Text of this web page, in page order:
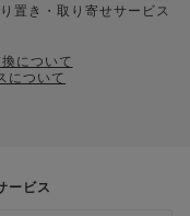
置き・取り寄せサービス
について
について
ービス